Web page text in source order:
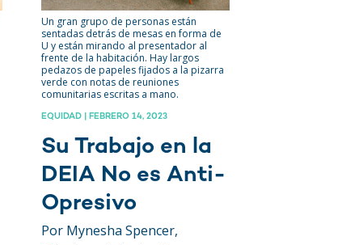
Un gran grupo de personas están
sentadas detrás de mesas en forma de
U y están mirando al presentador al
frente de la habitación. Hay largos
pedazos de papeles fijados a la pizarra
verde con notas de reuniones
comunitarias escritas a mano.
EQUIDAD | FEBRERO 14, 2023
Su Trabajo en la
DEIA No es Anti-
Opresivo
Por Mynesha Spencer,